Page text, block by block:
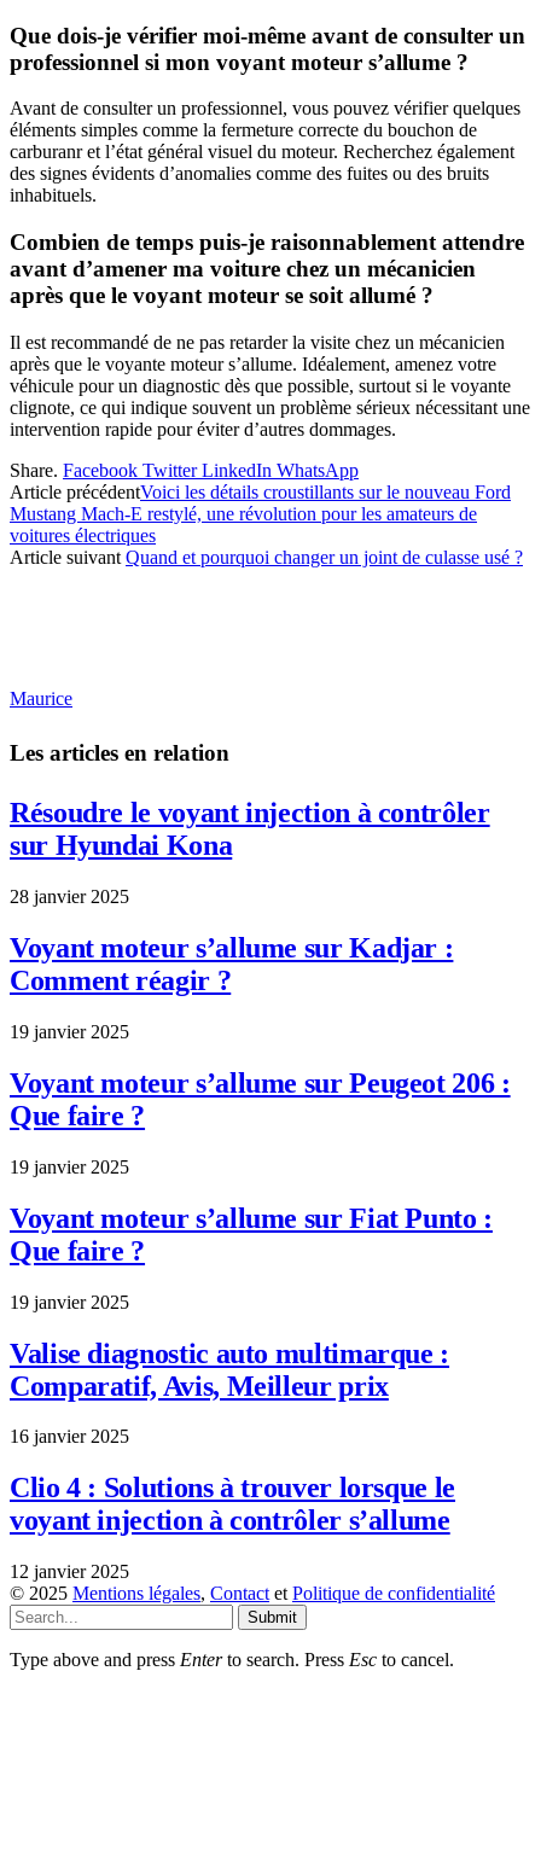
Que dois-je vérifier moi-même avant de consulter un
professionnel si mon voyant moteur s’allume ?
Avant de consulter un professionnel, vous pouvez vérifier quelques
éléments simples comme la fermeture correcte du bouchon de
carburanr et l’état général visuel du moteur. Recherchez également
des signes évidents d’anomalies comme des fuites ou des bruits
inhabituels.
Combien de temps puis-je raisonnablement attendre
avant d’amener ma voiture chez un mécanicien
après que le voyant moteur se soit allumé ?
Il est recommandé de ne pas retarder la visite chez un mécanicien
après que le voyante moteur s’allume. Idéalement, amenez votre
véhicule pour un diagnostic dès que possible, surtout si le voyante
clignote, ce qui indique souvent un problème sérieux nécessitant une
intervention rapide pour éviter d’autres dommages.
Share. Facebook Twitter LinkedIn WhatsApp
Article précédentVoici les détails croustillants sur le nouveau Ford
Mustang Mach-E restylé, une révolution pour les amateurs de
voitures électriques
Article suivant Quand et pourquoi changer un joint de culasse usé ?
Maurice
Les articles en relation
Résoudre le voyant injection à contrôler
sur Hyundai Kona
28 janvier 2025
Voyant moteur s’allume sur Kadjar :
Comment réagir ?
19 janvier 2025
Voyant moteur s’allume sur Peugeot 206 :
Que faire ?
19 janvier 2025
Voyant moteur s’allume sur Fiat Punto :
Que faire ?
19 janvier 2025
Valise diagnostic auto multimarque :
Comparatif, Avis, Meilleur prix
16 janvier 2025
Clio 4 : Solutions à trouver lorsque le
voyant injection à contrôler s’allume
12 janvier 2025
© 2025 Mentions légales, Contact et Politique de confidentialité
Submit
Type above and press Enterto search. Press Esc to cancel.